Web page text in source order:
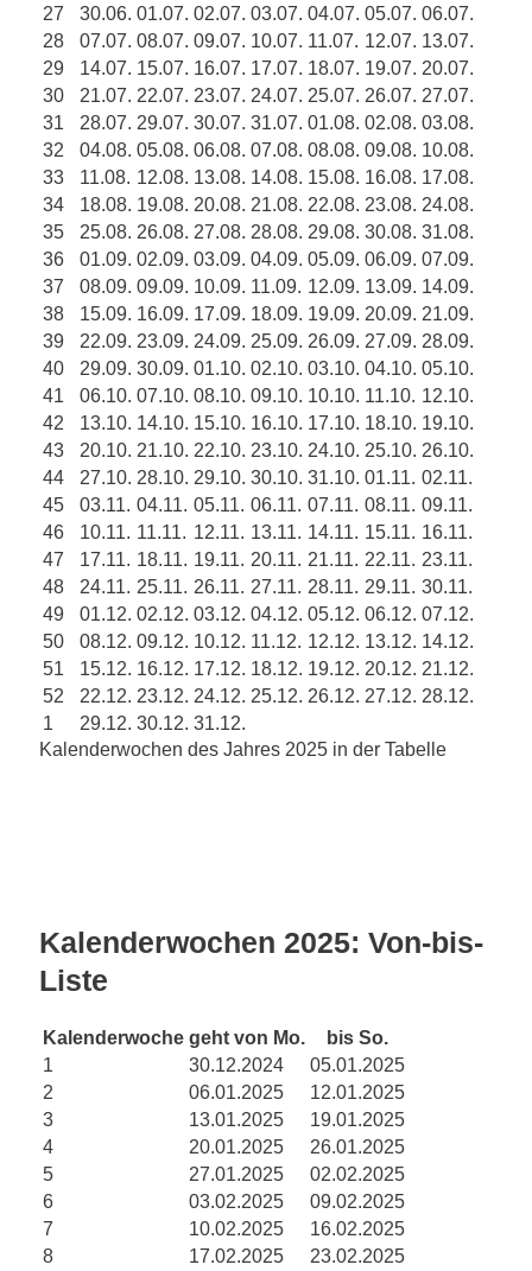
27 30.06. 01.07. 02.07. 03.07. 04.07. 05.07. 06.07.
28
07.07. 08.07. 09.07. 10.07. 11.07. 12.07. 13.07.
29
14.07. 15.07. 16.07. 17.07. 18.07. 19.07. 20.07.
30
21.07. 22.07. 23.07. 24.07. 25.07. 26.07. 27.07.
31
28.07. 29.07. 30.07. 31.07. 01.08. 02.08. 03.08.
32
04.08. 05.08. 06.08. 07.08. 08.08. 09.08. 10.08.
33
11.08. 12.08. 13.08. 14.08. 15.08. 16.08. 17.08.
34
18.08. 19.08. 20.08. 21.08. 22.08. 23.08. 24.08.
35
25.08. 26.08. 27.08. 28.08. 29.08. 30.08. 31.08.
36
01.09. 02.09. 03.09. 04.09. 05.09. 06.09. 07.09.
37
08.09. 09.09. 10.09. 11.09. 12.09. 13.09. 14.09.
38
15.09. 16.09. 17.09. 18.09. 19.09. 20.09. 21.09.
39
22.09. 23.09. 24.09. 25.09. 26.09. 27.09. 28.09.
40
29.09. 30.09. 01.10. 02.10. 03.10. 04.10. 05.10.
41
06.10. 07.10. 08.10. 09.10. 10.10. 11.10. 12.10.
42
13.10. 14.10. 15.10. 16.10. 17.10. 18.10. 19.10.
43
20.10. 21.10. 22.10. 23.10. 24.10. 25.10. 26.10.
44
27.10. 28.10. 29.10. 30.10. 31.10. 01.11.
02.11.
45
03.11. 04.11. 05.11. 06.11. 07.11. 08.11.
09.11.
46
10.11. 11.11. 12.11. 13.11. 14.11. 15.11.
16.11.
47
17.11. 18.11. 19.11. 20.11. 21.11. 22.11.
23.11.
48
24.11. 25.11. 26.11. 27.11. 28.11. 29.11.
30.11.
49
01.12. 02.12. 03.12. 04.12. 05.12. 06.12. 07.12.
50
08.12. 09.12. 10.12. 11.12. 12.12. 13.12. 14.12.
51
15.12. 16.12. 17.12. 18.12. 19.12. 20.12. 21.12.
52
22.12. 23.12. 24.12. 25.12. 26.12. 27.12. 28.12.
1
29.12. 30.12. 31.12.
Kalenderwochen des Jahres 2025 in der Tabelle
Kalenderwochen 2025: Von-bis-
Liste
Kalenderwoche geht von Mo.
bis So.
1
30.12.2024
05.01.2025
2
06.01.2025
12.01.2025
3
13.01.2025
19.01.2025
4
20.01.2025
26.01.2025
5
27.01.2025
02.02.2025
6
03.02.2025
09.02.2025
7
10.02.2025
16.02.2025
8
17.02.2025
23.02.2025